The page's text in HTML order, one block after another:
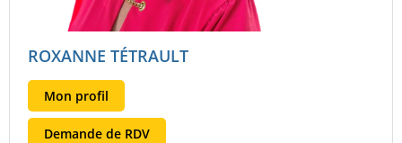
ROXANNE TÉTRAULT
Mon profil
Demande de RDV